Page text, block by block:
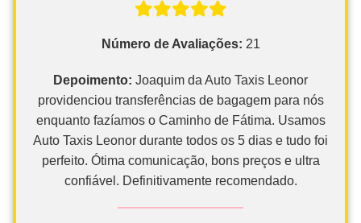
Número de Avaliações: 21
Depoimento: Joaquim da Auto Taxis Leonor
providenciou transferências de bagagem para nós
enquanto fazíamos o Caminho de Fátima. Usamos
Auto Taxis Leonor durante todos os 5 dias e tudo foi
perfeito. Ótima comunicação, bons preços e ultra
confiável. Definitivamente recomendado.